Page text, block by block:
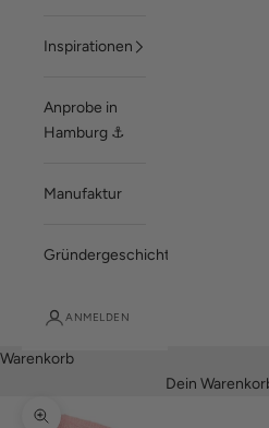
Inspirationen
Anprobe in
Hamburg ⚓
Manufaktur
Gründergeschichte
ANMELDEN
Warenkorb
Dein